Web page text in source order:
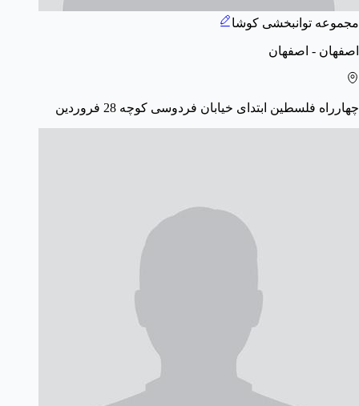
مجموعه توانبخشی کوشا
اصفهان - اصفهان
چهارراه فلسطین ابتدای خیابان فردوسی کوچه 28 فروردین